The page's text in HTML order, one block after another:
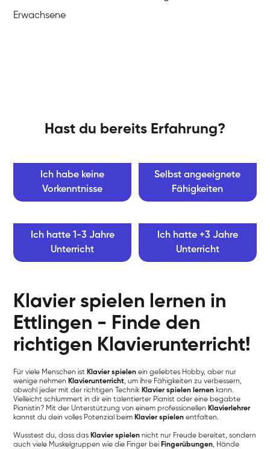
Erwachsene
Hast du bereits Erfahrung?
Ich habe keine
Vorkenntnisse
Selbst angeeignete
Fähigkeiten
Ich hatte 1-3 Jahre
Unterricht
Ich hatte +3 Jahre
Unterricht
Klavier spielen lernen in
Ettlingen - Finde den
richtigen Klavierunterricht!
Für viele Menschen ist Klavier spielen ein geliebtes Hobby, aber nur
wenige nehmen Klavierunterricht, um ihre Fähigkeiten zu verbessern,
obwohl jeder mit der richtigen Technik Klavier spielen lernen kann.
Vielleicht schlummert in dir ein talentierter Pianist oder eine begabte
Pianistin? Mit der Unterstützung von einem professionellen Klavierlehrer
kannst du dein volles Potenzial beim Klavier spielen entfalten.
Wusstest du, dass das Klavier spielen nicht nur Freude bereitet, sondern
auch viele Muskelgruppen wie die Finger bei Fingerübungen, Hände